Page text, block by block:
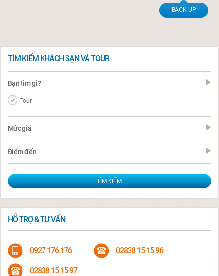
BACK UP
TÌM KIẾM KHÁCH SẠN VÀ TOUR
Bạn tìm gì?
Tour
Mức giá
Điểm đến
HỖ TRỢ & TƯ VẤN
0927 176 176 02838 15 15 96
02838 15 15 97